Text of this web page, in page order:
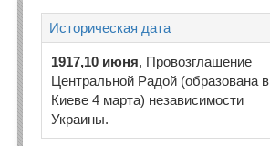
Историческая дата
1917,10 июня, Провозглашение
Центральной Радой (образована в
Киеве 4 марта) независимости
Украины.